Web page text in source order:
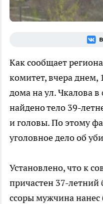
Как сообщает
комитет, вчера днем,
дома на ул. Чкалова
найдено тело 39-
и головы. По этому
уголовное дело об
Установлено, что к
причастен 37-летний
ссоры мужчина нанес